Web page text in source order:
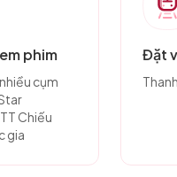
phim
cụm
Chiếu
gia
Đặt